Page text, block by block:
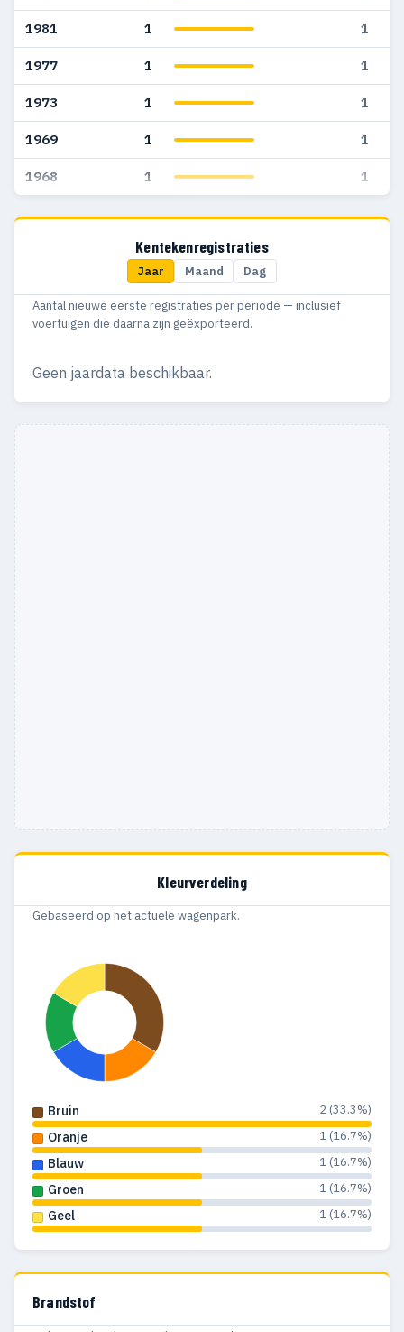
1981 1 1
1977 1 1
1973 1 1
1969 1 1
1968 1 1
Kentekenregistraties
Jaar Maand Dag
Aantal nieuwe eerste registraties per periode — inclusief
voertuigen die daarna zijn geëxporteerd.
Geen jaardata beschikbaar.
Kleurverdeling
Gebaseerd op het actuele wagenpark.
Bruin 2 (33.3%)
Oranje 1 (16.7%)
Blauw 1 (16.7%)
Groen 1 (16.7%)
Geel 1 (16.7%)
Brandstof